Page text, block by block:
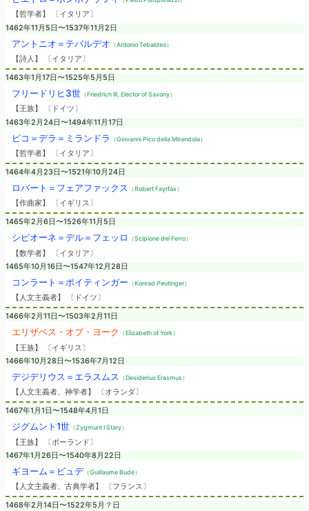
【哲学者】 〔イタリア〕
1462年11月5日〜1537年11月2日
アントニオ＝テバルデオ （Antonio Tebaldeo）
【詩人】 〔イタリア〕
1463年1月17日〜1525年5月5日
フリードリヒ3世（Friedrich III, Elector of Saxony）
【王族】 〔ドイツ〕
1463年2月24日〜1494年11月17日
ピコ＝デラ＝ミランドラ （Giovanni Pico della Mirandola）
【哲学者】 〔イタリア〕
1464年4月23日〜1521年10月24日
ロバート＝フェアファックス （Robert Fayrfax）
【作曲家】 〔イギリス〕
1465年2月6日〜1526年11月5日
シピオーネ＝デル＝フェッロ （Scipione del Ferro）
【数学者】 〔イタリア〕
1465年10月16日〜1547年12月28日
コンラート＝ポイティンガー （Konrad Peutinger）
【人文主義者】 〔ドイツ〕
1466年2月11日〜1503年2月11日
エリザベス・オブ・ヨーク （Elizabeth of York）
【王族】 〔イギリス〕
1466年10月28日〜1536年7月12日
デジデリウス＝エラスムス （Desiderius Erasmus）
【人文主義者、神学者】 〔オランダ〕
1467年1月1日〜1548年4月1日
ジグムント1世（Zygmunt I Stary）
【王族】 〔ポーランド〕
1467年1月26日〜1540年8月22日
ギヨーム＝ビュデ（Guillaume Budé）
【人文主義者、古典学者】 〔フランス〕
1468年2月14日〜1522年5月？日